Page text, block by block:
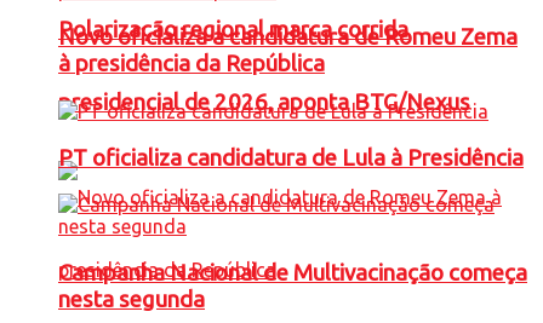
Polarização regional marca corrida
presidencial de 2026, aponta BTG/Nexus
Novo oficializa a candidatura de Romeu Zema
à presidência da República
PT oficializa candidatura de Lula à Presidência
Campanha Nacional de Multivacinação começa
nesta segunda